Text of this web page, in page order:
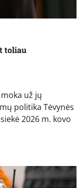
toliau
už jų
politika Tėvynės
2026 m. kovo